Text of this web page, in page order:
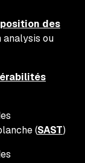
des
analysis ou
(SAST)